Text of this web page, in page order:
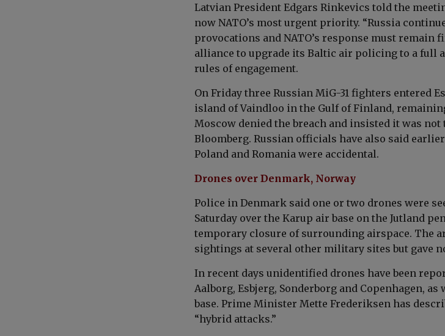
Latvian President Edgars Rinkevics told the
now NATO’s most urgent priority. “Russia
provocations and NATO’s response must remain
alliance to upgrade its Baltic air policing to a full
rules of engagement.
On Friday three Russian MiG-31 fighters entered
island of Vaindloo in the Gulf of Finland,
Moscow denied the breach and insisted it was not
Bloomberg. Russian officials have also said
Poland and Romania were accidental.
Drones over Denmark, Norway
Police in Denmark said one or two drones were
Saturday over the Karup air base on the Jutland
temporary closure of surrounding airspace. The
sightings at several other military sites but gave
In recent days unidentified drones have been
Aalborg, Esbjerg, Sonderborg and Copenhagen,
base. Prime Minister Mette Frederiksen has
“hybrid attacks.”